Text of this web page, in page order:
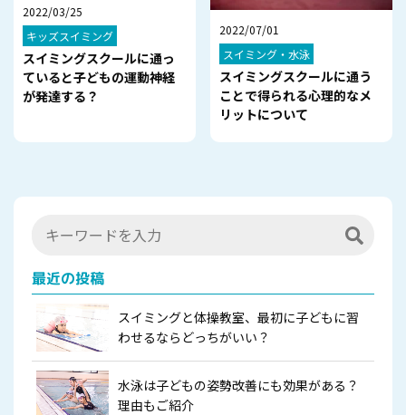
2022/03/25
キッズスイミング
スイミングスクールに通っ
ていると子どもの運動神経
が発達する？
2022/07/01
スイミング・水泳
スイミングスクールに通う
ことで得られる心理的なメ
リットについて
最近の投稿
スイミングと体操教室、最初に子どもに習
わせるならどっちがいい？
水泳は子どもの姿勢改善にも効果がある？
理由もご紹介